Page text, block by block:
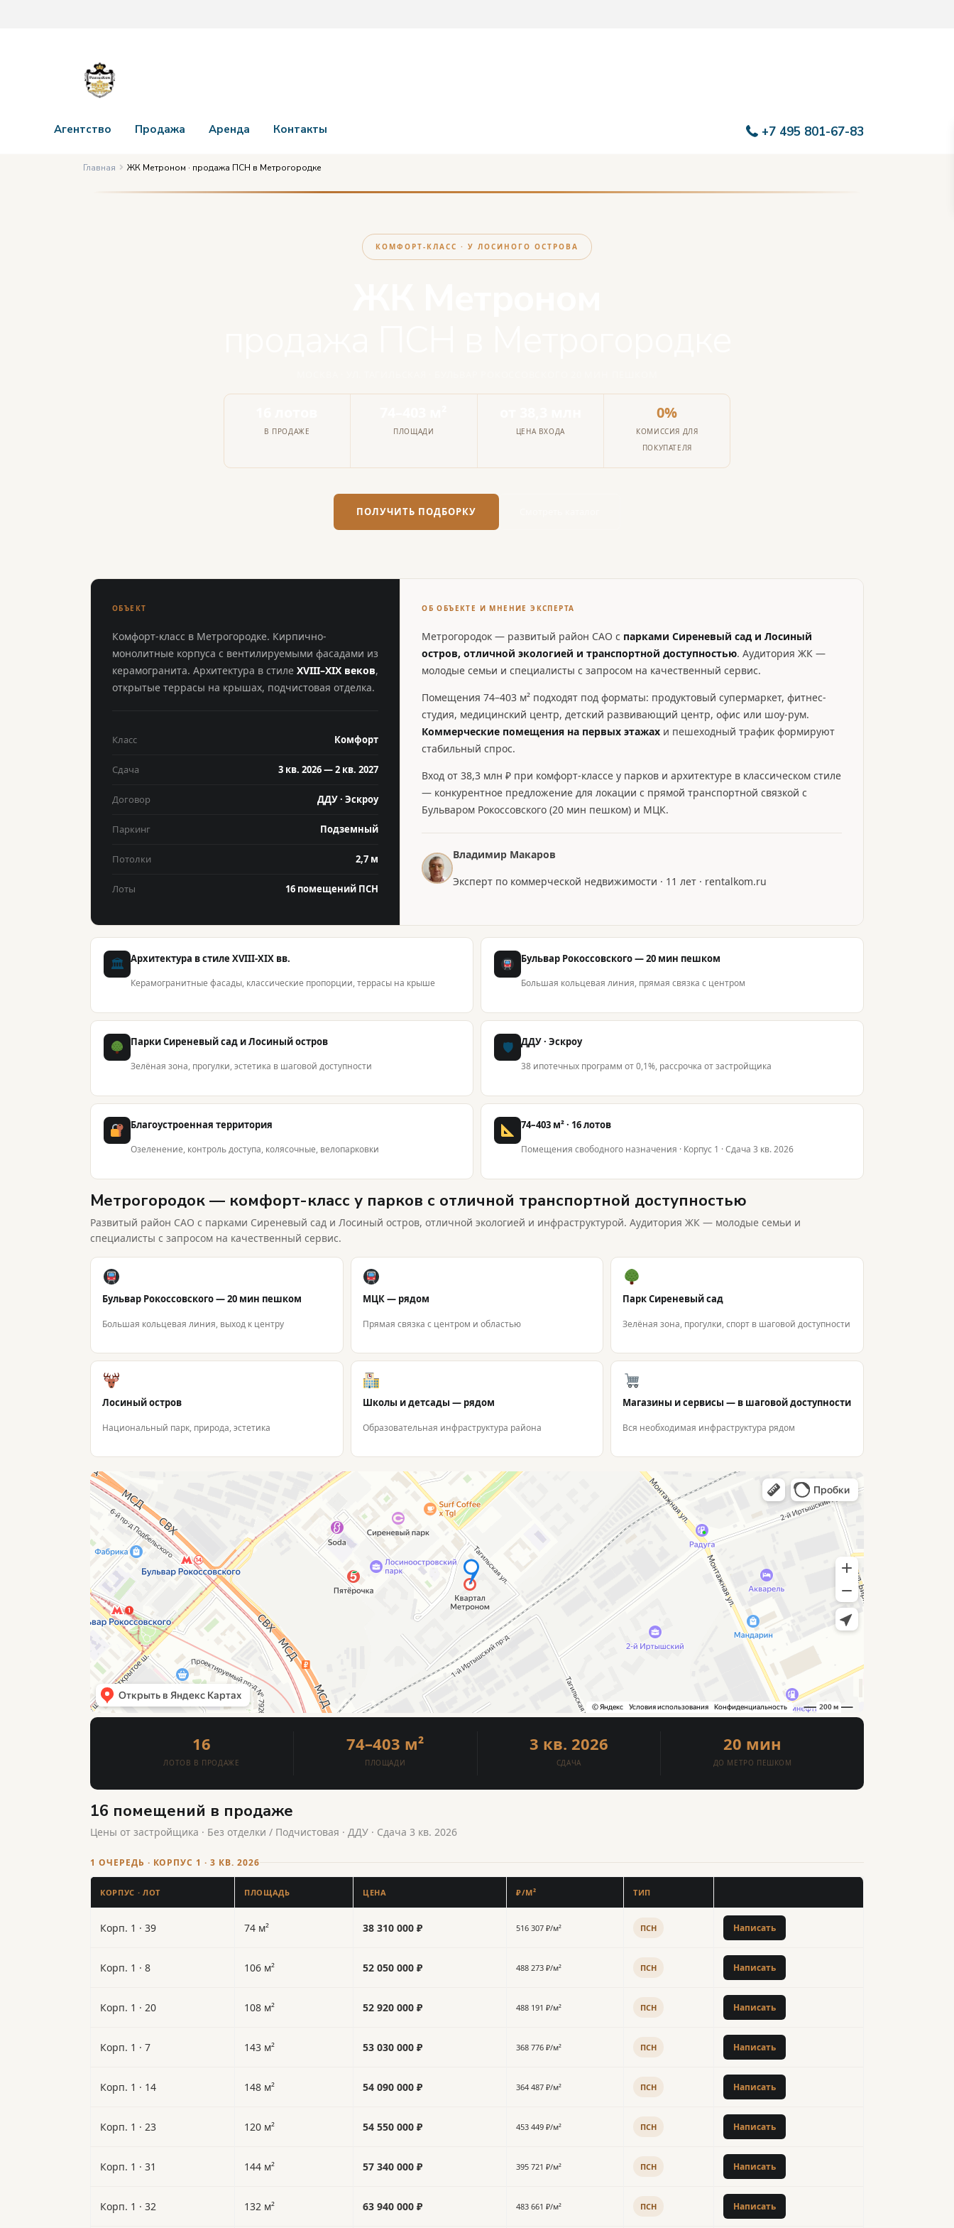
+7 495 801-67-83
Агентство Продажа Аренда Контакты
Главная ЖК Метроном · продажа ПСН в Метрогородке
КОМФОРТ-КЛАСС · У ЛОСИНОГО ОСТРОВА
В ПРОДАЖЕ ПЛОЩАДИ ЦЕНА ВХОДА
0%
КОМИССИЯ ДЛЯ
ПОКУПАТЕЛЯ
ПОЛУЧИТЬ ПОДБОРКУ
ОБЪЕКТ
Комфорт-класс в Метрогородке. Кирпично-
монолитные корпуса с вентилируемыми фасадами из
керамогранита. Архитектура в стиле XVIII–XIX веков,
открытые террасы на крышах, подчистовая отделка.
Класс Комфорт
Сдача 3 кв. 2026 — 2 кв. 2027
Договор ДДУ · Эскроу
Паркинг Подземный
Потолки 2,7 м
Лоты 16 помещений ПСН
ОБ ОБЪЕКТЕ И МНЕНИЕ ЭКСПЕРТА
Метрогородок — развитый район САО с парками Сиреневый сад и Лосиный
остров, отличной экологией и транспортной доступностью. Аудитория ЖК —
молодые семьи и специалисты с запросом на качественный сервис.
Помещения 74–403 м² подходят под форматы: продуктовый супермаркет, фитнес-
студия, медицинский центр, детский развивающий центр, офис или шоу-рум.
Коммерческие помещения на первых этажах и пешеходный трафик формируют
стабильный спрос.
Вход от 38,3 млн ₽ при комфорт-классе у парков и архитектуре в классическом стиле
— конкурентное предложение для локации с прямой транспортной связкой с
Бульваром Рокоссовского (20 мин пешком) и МЦК.
Владимир Макаров
Эксперт по коммерческой недвижимости · 11 лет · rentalkom.ru
🏛 Архитектура в стиле XVIII-XIX вв.
Керамогранитные фасады, классические пропорции, террасы на крыше
Бульвар Рокоссовского — 20 мин пешком
Большая кольцевая линия, прямая связка с центром
Парки Сиреневый сад и Лосиный остров
Зелёная зона, прогулки, эстетика в шаговой доступности
🛡 ДДУ · Эскроу
38 ипотечных программ от 0,1%, рассрочка от застройщика
Благоустроенная территория
Озеленение, контроль доступа, колясочные, велопарковки
74–403 м² · 16 лотов
Помещения свободного назначения · Корпус 1 · Сдача 3 кв. 2026
Метрогородок — комфорт-класс у парков с отличной транспортной доступностью
Развитый район САО с парками Сиреневый сад и Лосиный остров, отличной экологией и инфраструктурой. Аудитория ЖК — молодые семьи и
специалисты с запросом на качественный сервис.
Бульвар Рокоссовского — 20 мин пешком
Большая кольцевая линия, выход к центру
МЦК — рядом
Прямая связка с центром и областью
Парк Сиреневый сад
Зелёная зона, прогулки, спорт в шаговой доступности
Лосиный остров
Национальный парк, природа, эстетика
Школы и детсады — рядом
Образовательная инфраструктура района
Магазины и сервисы — в шаговой доступности
Вся необходимая инфраструктура рядом
16
ЛОТОВ В ПРОДАЖЕ
74–403 м²
ПЛОЩАДИ
3 кв. 2026
СДАЧА
20 мин
ДО МЕТРО ПЕШКОМ
16 помещений в продаже
Цены от застройщика · Без отделки / Подчистовая · ДДУ · Сдача 3 кв. 2026
1 ОЧЕРЕДЬ · КОРПУС 1 · 3 КВ. 2026
КОРПУС · ЛОТ ПЛОЩАДЬ ЦЕНА ₽/М² ТИП
Корп. 1 · 39 74 м² 38 310 000 ₽ 516 307 ₽/м² ПСН Написать
Корп. 1 · 8 106 м² 52 050 000 ₽ 488 273 ₽/м² ПСН Написать
Корп. 1 · 20 108 м² 52 920 000 ₽ 488 191 ₽/м² ПСН Написать
Корп. 1 · 7 143 м² 53 030 000 ₽ 368 776 ₽/м² ПСН Написать
Корп. 1 · 14 148 м² 54 090 000 ₽ 364 487 ₽/м² ПСН Написать
Корп. 1 · 23 120 м² 54 550 000 ₽ 453 449 ₽/м² ПСН Написать
Корп. 1 · 31 144 м² 57 340 000 ₽ 395 721 ₽/м² ПСН Написать
Корп. 1 · 32 132 м² 63 940 000 ₽ 483 661 ₽/м² ПСН Написать